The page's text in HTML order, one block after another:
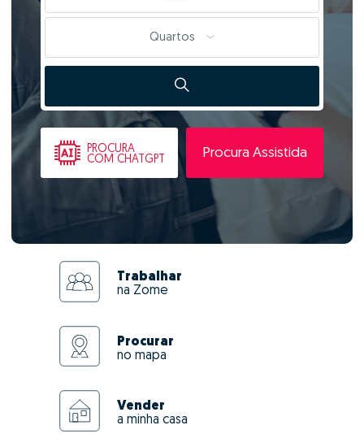
Quartos
PROCURA
COM CHATGPT
Procura Assistida
Trabalhar
na Zome
Procurar
no mapa
Vender
a minha casa